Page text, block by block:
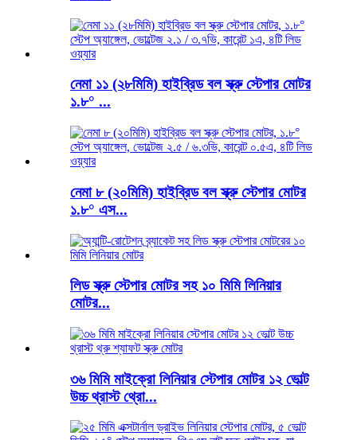
নেমা ১১ (২৮মিমি) হাইব্রিড বল স্ক্রু স্টেপার মোটর
১.৮° ...
নেমা ৮ (২০মিমি) হাইব্রিড বল স্ক্রু স্টেপার মোটর
১.৮° এস...
লিড স্ক্রু স্টেপার মোটর সহ ১০ মিমি লিনিয়ার
মোটর...
৩৬ মিমি মাইক্রো লিনিয়ার স্টেপার মোটর ১২ ভোল্ট
উচ্চ থ্রাস্ট থ্রো...